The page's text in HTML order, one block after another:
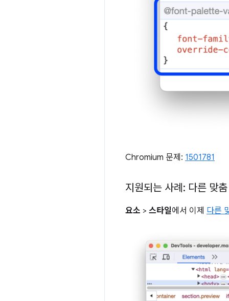
Chromium 문제: 1501781
지원되는 사례: 다른 맞
요소 > 스타일에서 이제 다른